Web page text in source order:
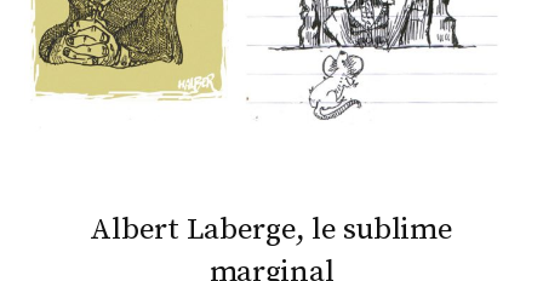
Albert Laberge, le sublime
marginal